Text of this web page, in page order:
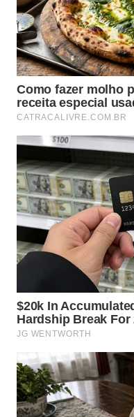
pode se tornar uma
melhorar o
consciência corporal.